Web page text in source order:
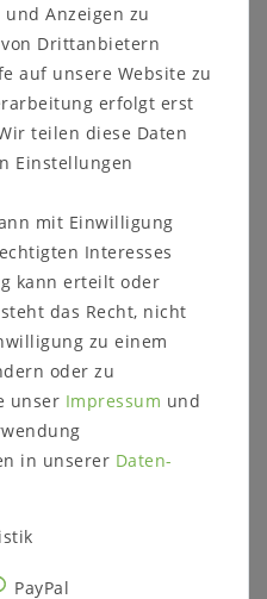
zur Selbstmontage
zu diesem
Anzeigen zu
Drittanbietern
auf unsere Website zu
erfolgt erst
teilen diese Daten
Einstellungen
mit Einwilligung
Interesses
kann erteilt oder
das Recht, nicht
zu einem
oder zu
unser Impressum und
in unserer Daten­
PayPal